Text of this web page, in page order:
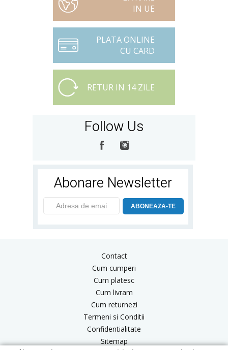
IN UE
PLATA ONLINE
CU CARD
RETUR IN 14 ZILE
Follow Us
Abonare Newsletter
ABONEAZA-TE
Contact
Cum cumperi
Cum platesc
Cum livram
Cum returnezi
Termeni si Conditii
Confidentialitate
Sitemap